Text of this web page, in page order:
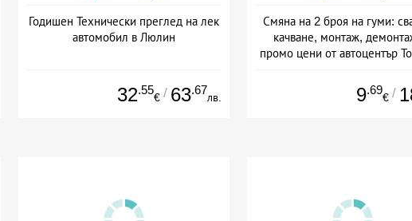
Годишен Технически преглед на лек
автомобил в Люлин
32.55
€ / 63.67
лв.
Смяна на 2 броя на гуми:
качване, монтаж,
промо цени от автоцентър
9.69
€ /